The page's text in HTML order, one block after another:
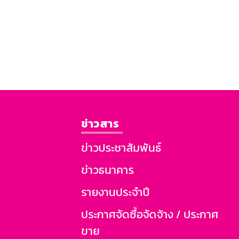
ข่าวสาร
ข่าวประชาสัมพันธ์
ข่าวธนาคาร
รายงานประจำปี
ประกาศจัดซื้อจัดจ้าง / ประกาศ
ขาย